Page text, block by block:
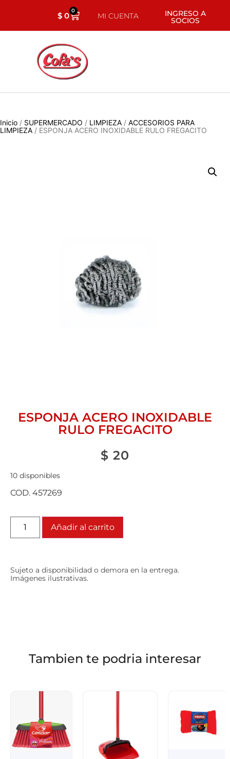
$0 0
MI CUENTA INGRESO A
SOCIOS
Inicio / SUPERMERCADO / LIMPIEZA / ACCESORIOS PARA
LIMPIEZA / ESPONJA ACERO INOXIDABLE RULO FREGACITO
ESPONJA ACERO INOXIDABLE
RULO FREGACITO
$ 20
10 disponibles
COD. 457269
Añadir al carrito
Sujeto a disponibilidad o demora en la entrega.
Imágenes ilustrativas.
Tambien te podria interesar